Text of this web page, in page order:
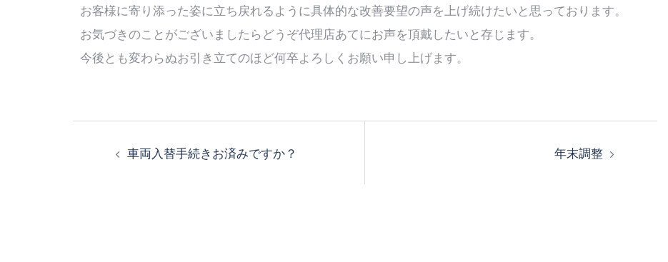
お客様に寄り添った姿に立ち戻れるように具体的な改善要望の声を上げ続けたいと思っております。
お気づきのことがございましたらどうぞ代理店あてにお声を頂戴したいと存じます。
今後とも変わらぬお引き立てのほど何卒よろしくお願い申し上げます。
車両入替手続きお済みですか？ 年末調整